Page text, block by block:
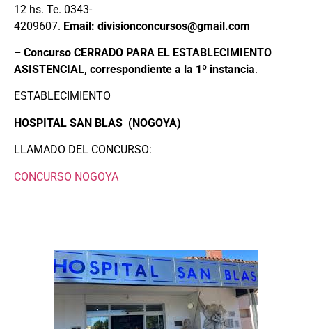
12 hs. Te. 0343-
4209607. Email: divisionconcursos@gmail.com
– Concurso CERRADO PARA EL ESTABLECIMIENTO
ASISTENCIAL, correspondiente a la 1º instancia.
ESTABLECIMIENTO
HOSPITAL SAN BLAS (NOGOYA)
LLAMADO DEL CONCURSO:
CONCURSO NOGOYA